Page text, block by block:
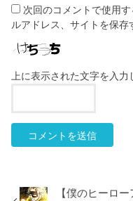
次回のコメントで使用
ルアドレス、サイトを保存
上に表示された文字を入力
【僕のヒーロ